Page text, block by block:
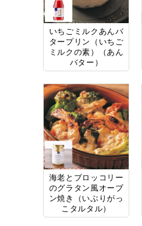
いちごミルクあんバ
タープリン（いちご
ミルクの素）（あん
バター）
海老とブロッコリー
のグラタン風オーブ
ン焼き（いぶりがっ
こタルタル）